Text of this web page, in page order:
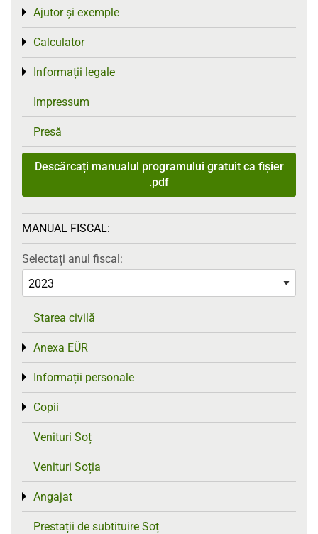
Ajutor și exemple
Toggle menu
Calculator
Toggle menu
Informații legale
Toggle menu
Impressum
Presă
Descărcați manualul programului gratuit ca fișier
.pdf
MANUAL FISCAL:
Selectați anul fiscal:
Starea civilă
Anexa EÜR
Toggle menu
Informații personale
Toggle menu
Copii
Toggle menu
Venituri Soț
Venituri Soția
Angajat
Toggle menu
Prestații de subtituire Soț